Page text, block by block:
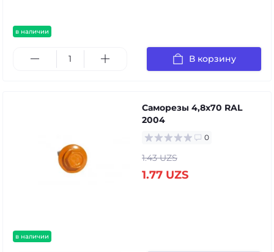
в наличии
В корзину
в наличии
Саморезы 4,8х70 RAL
2004
0
1.43 UZS
1.77 UZS